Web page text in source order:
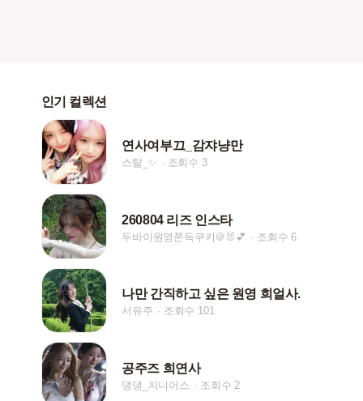
인기 컬렉션
연사여부끄_감쟈냥만
스탈_✨ 조회수 3
260804 리즈 인스타
두바이원영쫀득쿠키🍪🐰💕 조회수 6
나만 간직하고 싶은 원영 희얼사.
서유주 조회수 101
공주즈 희연사
댕댕_지니어스 조회수 2